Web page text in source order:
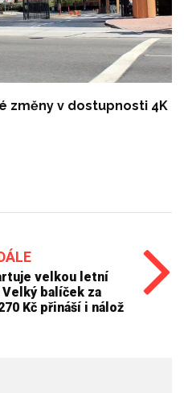
změny v dostupnosti 4K
velkou letní
Velký balíček za
Kč přináší i nálož